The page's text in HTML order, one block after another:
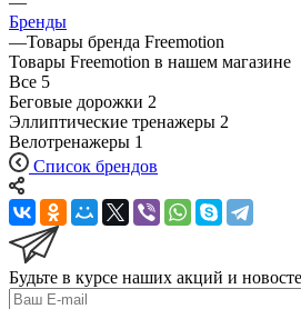
Бренды
—Товары бренда Freemotion
Товары Freemotion в нашем магазине
Все 5
Беговые дорожки 2
Эллиптические тренажеры 2
Велотренажеры 1
Список брендов
Будьте в курсе наших акций и